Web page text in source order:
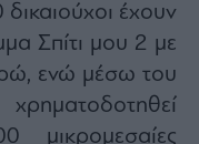
έχουν
Σπίτι μου 2 με
ενώ μέσω του
μικρομεσαίες